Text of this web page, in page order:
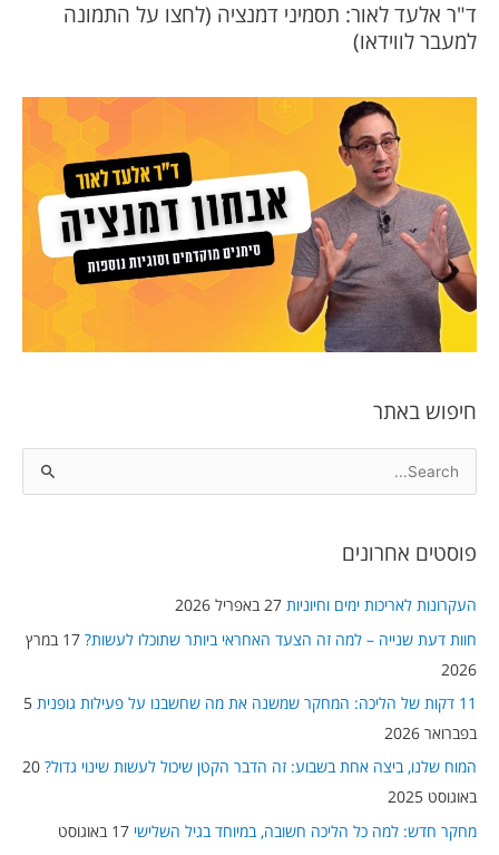
ד"ר אלעד לאור: תסמיני דמנציה (לחצו על התמונה
למעבר לווידאו)
חיפוש באתר
r
r
:
פוסטים אחרונים
העקרונות לאריכות ימים וחיוניות 27 באפריל 2026
חוות דעת שנייה – למה זה הצעד האחראי ביותר שתוכלו לעשות?
17 במרץ
2026
11 דקות של הליכה: המחקר שמשנה את מה שחשבנו על פעילות גופנית
5
בפברואר 2026
המוח שלנו, ביצה אחת בשבוע: זה הדבר הקטן שיכול לעשות שינוי גדול? 20
באוגוסט 2025
מחקר חדש: למה כל הליכה חשובה, במיוחד בגיל השלישי
17 באוגוסט